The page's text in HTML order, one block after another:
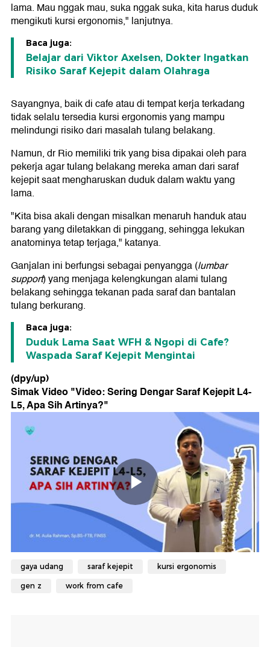
lama. Mau nggak mau, suka nggak suka, kita harus duduk
mengikuti kursi ergonomis," lanjutnya.
Baca juga:
Belajar dari Viktor Axelsen, Dokter Ingatkan
Risiko Saraf Kejepit dalam Olahraga
Sayangnya, baik di cafe atau di tempat kerja terkadang
tidak selalu tersedia kursi ergonomis yang mampu
melindungi risiko dari masalah tulang belakang.
Namun, dr Rio memiliki trik yang bisa dipakai oleh para
pekerja agar tulang belakang mereka aman dari saraf
kejepit saat mengharuskan duduk dalam waktu yang
lama.
"Kita bisa akali dengan misalkan menaruh handuk atau
barang yang diletakkan di pinggang, sehingga lekukan
anatominya tetap terjaga," katanya.
Ganjalan ini berfungsi sebagai penyangga (lumbar
support) yang menjaga kelengkungan alami tulang
belakang sehingga tekanan pada saraf dan bantalan
tulang berkurang.
Baca juga:
Duduk Lama Saat WFH & Ngopi di Cafe?
Waspada Saraf Kejepit Mengintai
(dpy/up)
Simak Video "Video: Sering Dengar Saraf Kejepit L4-
L5, Apa Sih Artinya?"
gaya udang saraf kejepit kursi ergonomis
gen z work from cafe